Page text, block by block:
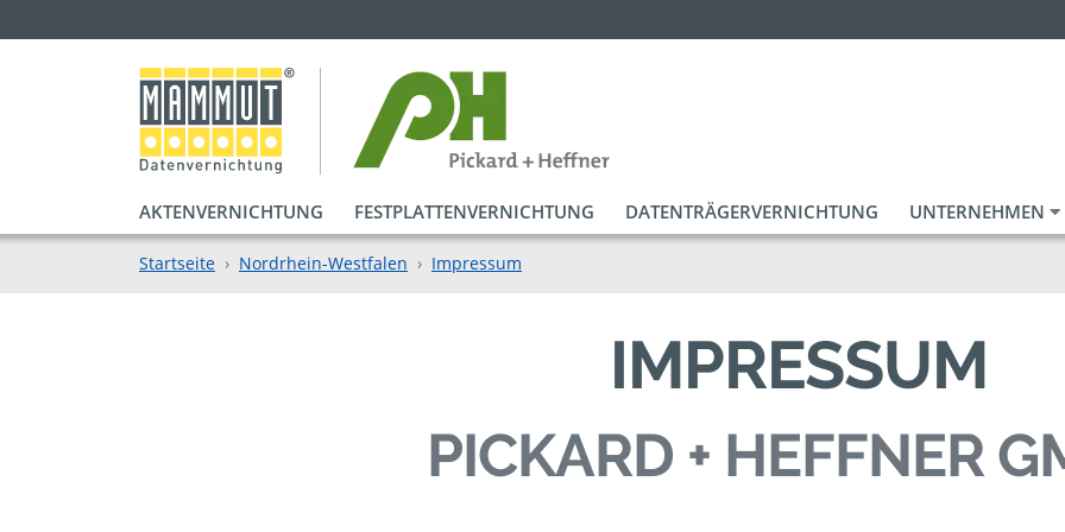
AKTENVERNICHTUNG FESTPLATTENVERNICHTUNG DATENTRÄGERVERNICHTUNG UNTERNEHMEN
Startseite Nordrhein-Westfalen Impressum
IMPRESSUM
PICKARD + HEFFNER